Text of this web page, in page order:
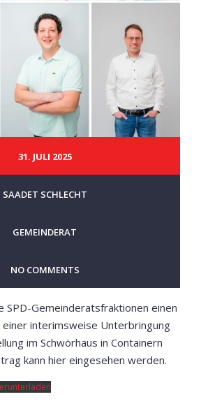
31. JULI 2025
SAADET SCHLECHT
GEMEINDERAT
NO COMMENTS
SPD-Gemeinderatsfraktionen einen
interimsweise Unterbringung
im Schwörhaus in Containern
kann hier eingesehen werden.